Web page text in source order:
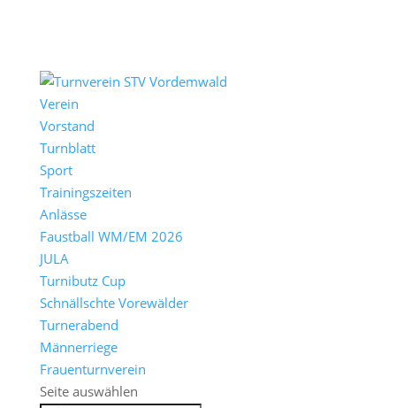
Verein
Vorstand
Turnblatt
Sport
Trainingszeiten
Anlässe
Faustball WM/EM 2026
JULA
Turnibutz Cup
Schnällschte Vorewälder
Turnerabend
Männerriege
Frauenturnverein
Seite auswählen